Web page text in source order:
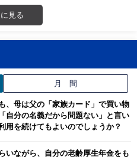
見る
月 間
、母は父の「家族カード」で買い物
自分の名義だから問題ない」と言い
用を続けてもよいのでしょうか？
いながら、自分の老齢厚生年金をも